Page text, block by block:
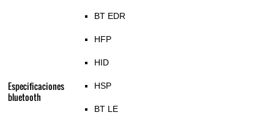
Especificaciones
bluetooth
BT EDR
HFP
HID
HSP
BT LE